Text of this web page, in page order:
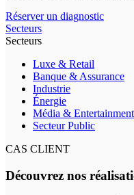
Réserver un diagnostic
Secteurs
Secteurs
Luxe & Retail
Banque & Assurance
Industrie
Énergie
Média & Entertainment
Secteur Public
CAS CLIENT
Découvrez nos